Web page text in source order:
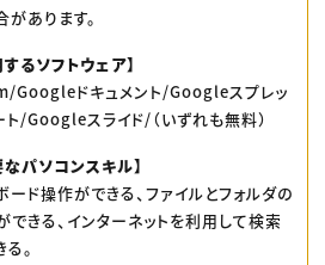
があります。
するソフトウェア】
Googleドキュメント/Googleスプレッ
ト/Googleスライド/（いずれも無料）
なパソコンスキル】
ード操作ができる、ファイルとフォルダの
できる、インターネットを利用して検索
。